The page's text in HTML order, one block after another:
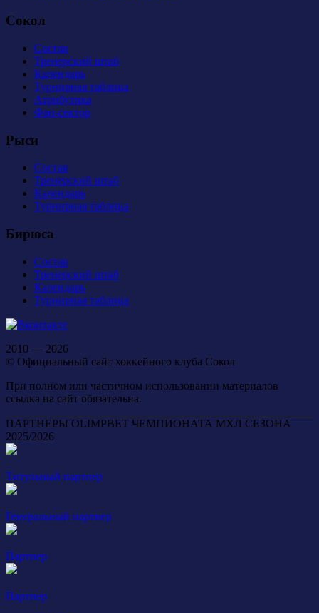
Сокол
Состав
Тренерский штаб
Календарь
Турнирная таблица
Атрибутика
Фан-сектор
Рыси
Состав
Тренерский штаб
Календарь
Турнирная таблица
Бирюса
Состав
Тренерский штаб
Календарь
Турнирная таблица
2010 — 2026
© Официальный сайт хоккейного клуба Сокол
При полном или частичном использовании материалов
ссылка на сайт обязательна.
ПАРТНЕРЫ OLIMPBET ЧЕМПИОНАТА МХЛ СЕЗОНА
2025/2026
Титульный партнер
Генеральный партнер
Партнер
Партнер